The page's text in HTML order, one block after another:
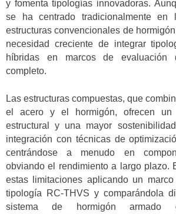
y fomenta tipologías innovadoras.
se ha centrado tradicionalmente en
estructuras convencionales de
necesidad creciente de integrar
híbridas en marcos de
completo.
Las estructuras compuestas, que
el acero y el hormigón, ofrecen un
estructural y una mayor
integración con técnicas de
centrándose a menudo en
obviando el rendimiento a largo plazo.
estas limitaciones aplicando un
tipología RC-THVS y comparándola
sistema de hormigón armado